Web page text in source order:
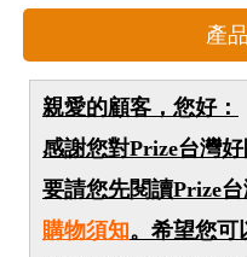
產
親愛的顧客，您好：
感謝您對Prize台灣
要請您先閱讀Prize
購物須知。希望您可